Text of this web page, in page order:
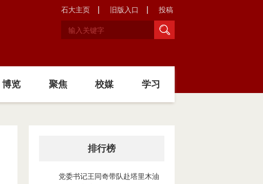
石大主页 旧版入口 投稿
博览 聚焦 校媒 学习
排行榜
党委书记王同奇带队赴塔里木油